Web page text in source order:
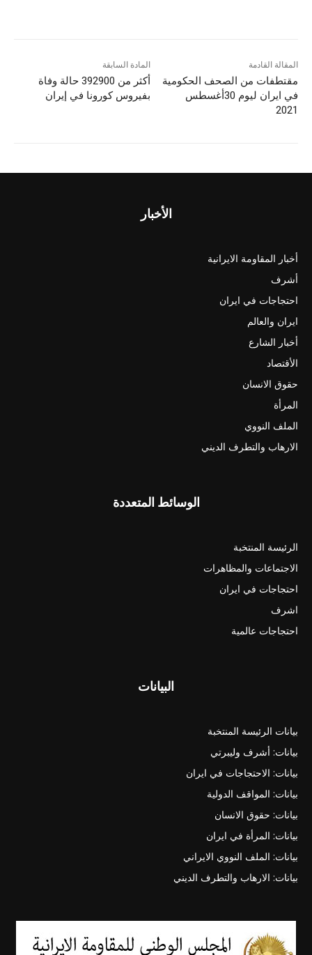
المادة السابقة
أكثر من 392900 حالة وفاة
بفيروس كورونا في إيران
المقالة القادمة
مقتطفات من الصحف الحکومیة
في ایران لیوم 30أغسطس
2021
الأخبار
أخبار المقاومة الايرانية
أشرف
احتجاجات في ايران
ايران والعالم
أخبار الشارع
الأقتصاد
حقوق الانسان
المرأة
الملف النووي
الارهاب والتطرف الديني
الوسائط المتعددة
الرئيسة المنتخبة
الاجتماعات والمظاهرات
احتجاجات في ايران
اشرف
احتجاجات عالمية
البيانات
بيانات الرئيسة المنتخبة
بيانات: أشرف وليبرتي
بيانات: الاحتجاجات في ايران
بيانات: المواقف الدولية
بيانات: حقوق الانسان
بيانات: المرأة في ايران
بيانات: الملف النووي الايراني
بيانات: الارهاب والتطرف الديني